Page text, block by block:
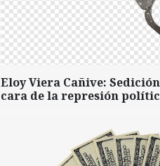
Eloy Viera Cañive:
cara de la represión